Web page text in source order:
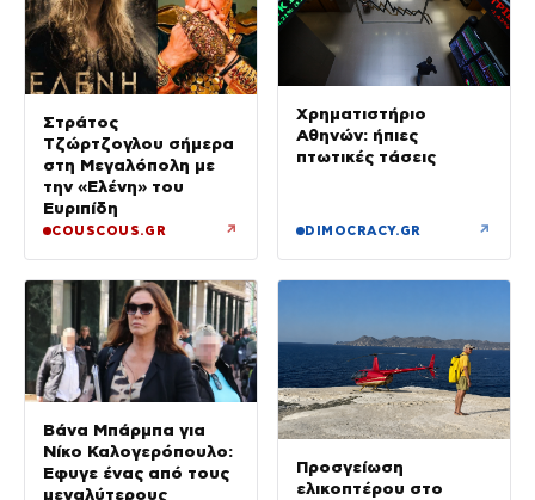
Στράτος
Τζώρτζογλου σήμερα
στη Μεγαλόπολη με
την «Ελένη» του
Ευριπίδη
COUSCOUS.GR ↗
Χρηματιστήριο
Αθηνών: ήπιες
πτωτικές τάσεις
DIMOCRACY.GR ↗
Βάνα Μπάρμπα για
Νίκο Καλογερόπουλο:
Έφυγε ένας από τους
μεγαλύτερους
Προσγείωση
ελικοπτέρου στο